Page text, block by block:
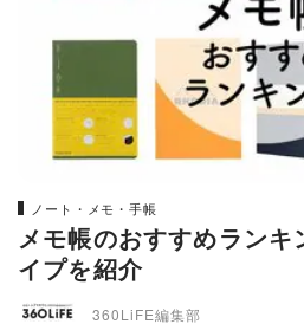
ノート・メモ・手帳
メモ帳のおすすめランキ
イプを紹介
360LiFE編集部